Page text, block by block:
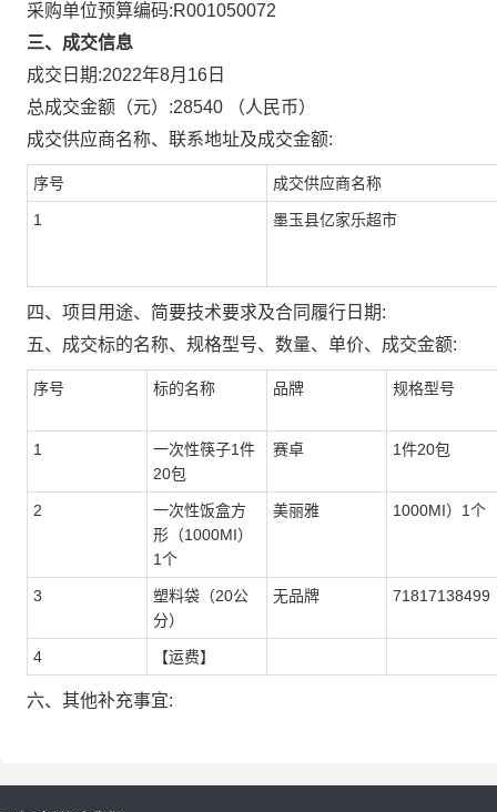
采购单位预算编码:R001050072
三、成交信息
成交日期:2022年8月16日
总成交金额（元）:28540 （人民币）
成交供应商名称、联系地址及成交金额:
序号 成交供应商名称
1 墨玉县亿家乐超市
四、项目用途、简要技术要求及合同履行日期:
五、成交标的名称、规格型号、数量、单价、成交金额:
序号 标的名称 品牌 规格型号
1
一次性筷子1件
20包
赛卓 1件20包
2
一次性饭盒方
形（1000MI）
1个
美丽雅 1000MI）1个
3
塑料袋（20公
分）
无品牌 71817138499
4 【运费】
六、其他补充事宜: